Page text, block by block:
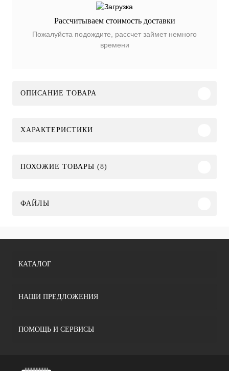
Рассчитываем стоимость доставки
Пожалуйста подождите, рассчет займет немного
времени
ОПИСАНИЕ ТОВАРА
ХАРАКТЕРИСТИКИ
ПОХОЖИЕ ТОВАРЫ (8)
ФАЙЛЫ
КАТАЛОГ
НАШИ ПРЕДЛОЖЕНИЯ
ПОМОЩЬ И СЕРВИСЫ